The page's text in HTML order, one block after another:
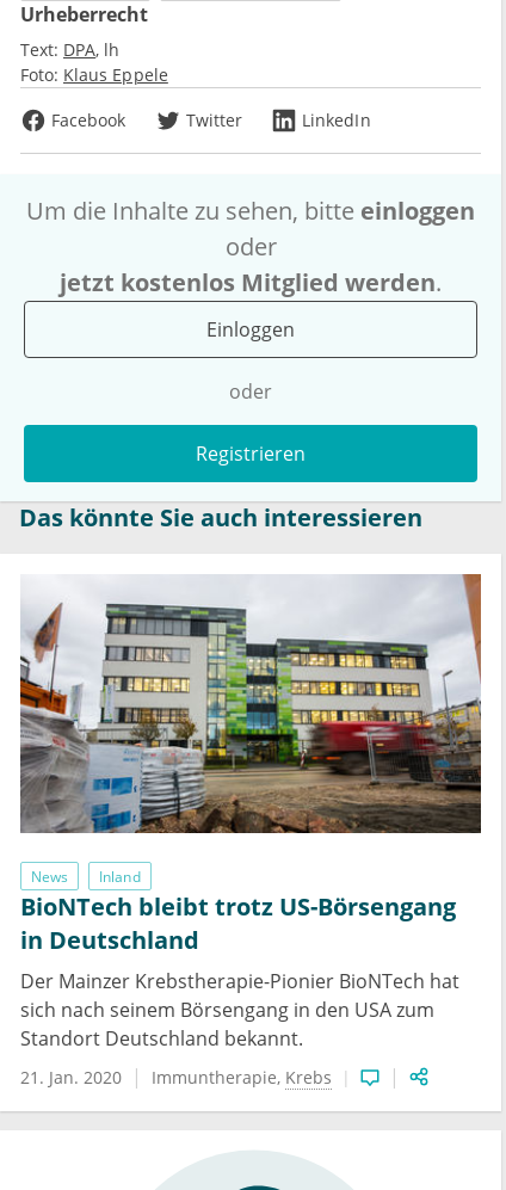
Urheberrecht
Text: DPA lh
Foto: Klaus Eppele
Facebook
Twitter LinkedIn
Um die Inhalte zu sehen, bitte einloggen
oder
jetzt kostenlos Mitglied werden.
Einloggen
oder
Registrieren
Das könnte Sie auch interessieren
News Inland
BioNTech bleibt trotz US-Börsengang
in Deutschland
Der Mainzer Krebstherapie-Pionier BioNTech hat
sich nach seinem Börsengang in den USA zum
Standort Deutschland bekannt.
21. Jan. 2020 Immuntherapie Krebs